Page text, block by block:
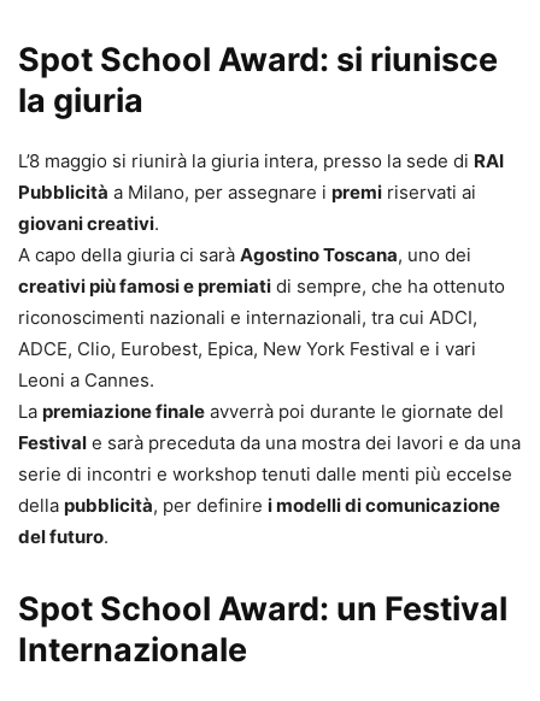
Spot School Award: si riunisce
la giuria
L’8 maggio si riunirà la giuria intera, presso la sede di RAI
Pubblicità a Milano, per assegnare i premi riservati ai
giovani creativi.
A capo della giuria ci sarà Agostino Toscana, uno dei
creativi più famosi e premiati di sempre, che ha ottenuto
riconoscimenti nazionali e internazionali, tra cui ADCI,
ADCE, Clio, Eurobest, Epica, New York Festival e i vari
Leoni a Cannes.
La premiazione finale avverrà poi durante le giornate del
Festival e sarà preceduta da una mostra dei lavori e da una
serie di incontri e workshop tenuti dalle menti più eccelse
della pubblicità, per definire i modelli di comunicazione
del futuro.
Spot School Award: un Festival
Internazionale